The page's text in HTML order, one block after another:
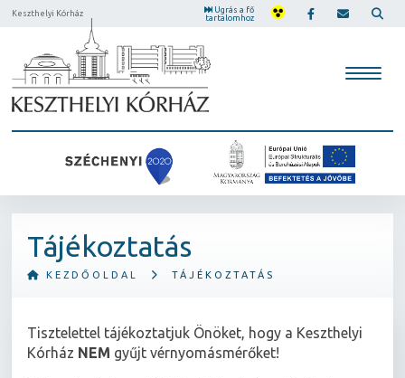
Keszthelyi Kórház
Ugrás a fő
tartalomhoz
Tájékoztatás
KEZDŐOLDAL TÁJÉKOZTATÁS
Tisztelettel tájékoztatjuk Önöket, hogy a Keszthelyi
Kórház NEM gyűjt vérnyomásmérőket!